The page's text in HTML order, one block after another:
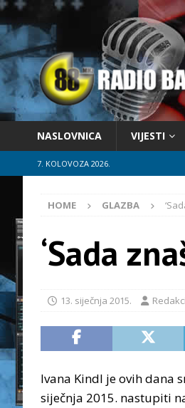
NASLOVNICA VIJESTI
7. KOLOVOZA 2026.
HOME GLAZBA
‘Sada
13. siječnja 2015.
Ivana Kindl je ovih dana
siječnja 2015. nastupiti